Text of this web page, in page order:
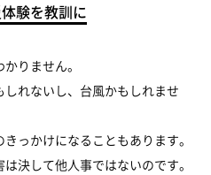
験を教訓に
りません。
れないし、台風かもしれませ
っかけになることもあります。
決して他人事ではないのです。